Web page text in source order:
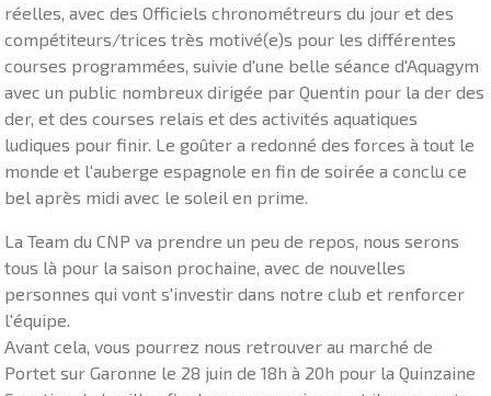
réelles, avec des Officiels chronométreurs du jour et des
compétiteurs/trices très motivé(e)s pour les différentes
courses programmées, suivie d'une belle séance d'Aquagym
avec un public nombreux dirigée par Quentin pour la der des
der, et des courses relais et des activités aquatiques
ludiques pour finir. Le goûter a redonné des forces à tout le
monde et l'auberge espagnole en fin de soirée a conclu ce
bel après midi avec le soleil en prime.
La Team du CNP va prendre un peu de repos, nous serons
tous là pour la saison prochaine, avec de nouvelles
personnes qui vont s'investir dans notre club et renforcer
l'équipe.
Avant cela, vous pourrez nous retrouver au marché de
Portet sur Garonne le 28 juin de 18h à 20h pour la Quinzaine